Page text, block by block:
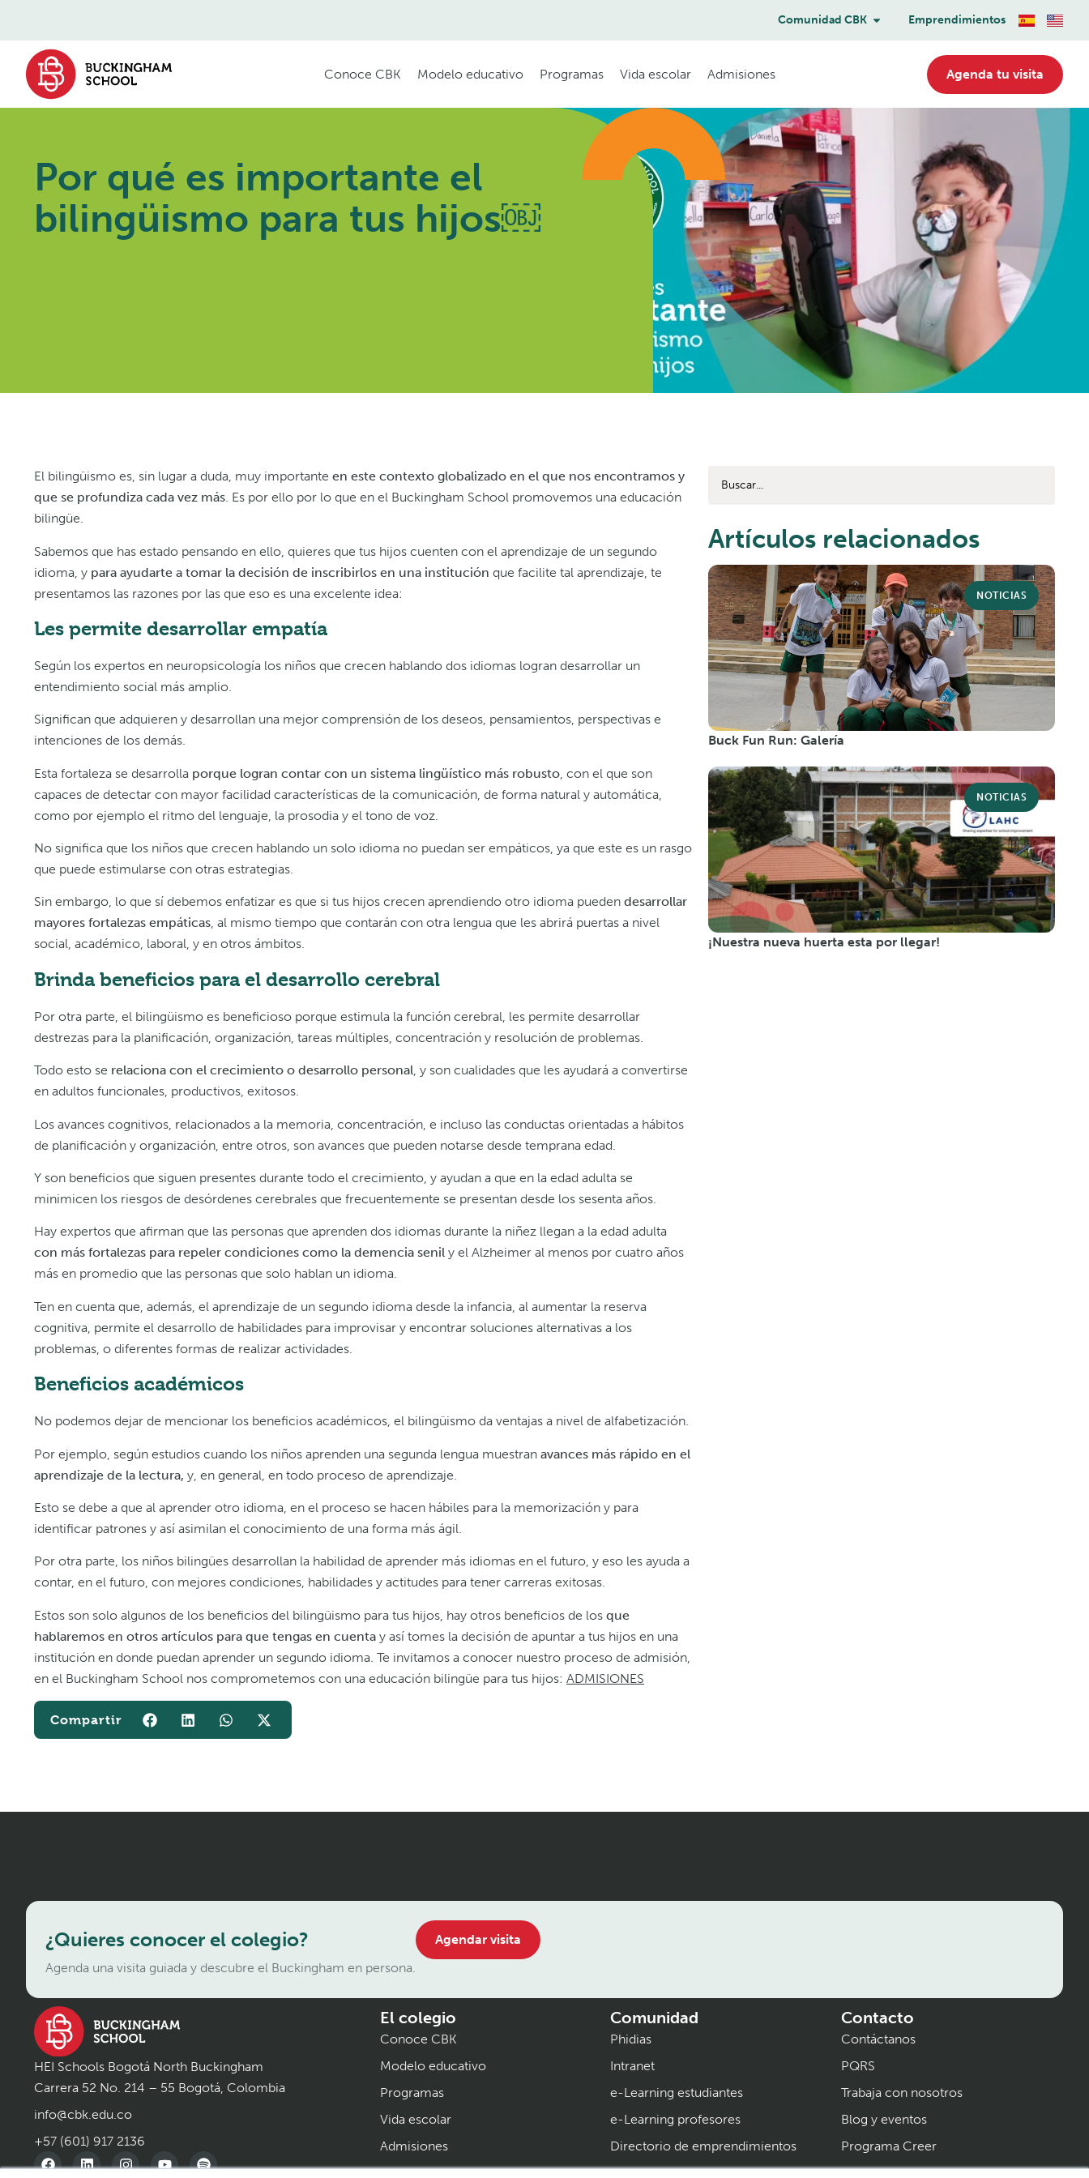
Comunidad CBK Emprendimientos
Conoce CBK Modelo educativo Programas Vida escolar Admisiones Agenda tu visita
Por qué es importante el
bilingüismo para tus hijos￼
El bilingüismo es, sin lugar a duda, muy importante en este contexto globalizado en el que nos encontramos y
que se profundiza cada vez más. Es por ello por lo que en el Buckingham School promovemos una educación
bilingüe.
Sabemos que has estado pensando en ello, quieres que tus hijos cuenten con el aprendizaje de un segundo
idioma, y para ayudarte a tomar la decisión de inscribirlos en una institución que facilite tal aprendizaje, te
presentamos las razones por las que eso es una excelente idea:
Les permite desarrollar empatía
Según los expertos en neuropsicología los niños que crecen hablando dos idiomas logran desarrollar un
entendimiento social más amplio.
Significan que adquieren y desarrollan una mejor comprensión de los deseos, pensamientos, perspectivas e
intenciones de los demás.
Esta fortaleza se desarrolla porque logran contar con un sistema lingüístico más robusto , con el que son
capaces de detectar con mayor facilidad características de la comunicación, de forma natural y automática,
como por ejemplo el ritmo del lenguaje, la prosodia y el tono de voz.
No significa que los niños que crecen hablando un solo idioma no puedan ser empáticos, ya que este es un rasgo
que puede estimularse con otras estrategias.
Sin embargo, lo que sí debemos enfatizar es que si tus hijos crecen aprendiendo otro idioma pueden desarrollar
mayores fortalezas empáticas, al mismo tiempo que contarán con otra lengua que les abrirá puertas a nivel
social, académico, laboral, y en otros ámbitos.
Brinda beneficios para el desarrollo cerebral
Por otra parte, el bilingüismo es beneficioso porque estimula la función cerebral, les permite desarrollar
destrezas para la planificación, organización, tareas múltiples, concentración y resolución de problemas.
Todo esto se relaciona con el crecimiento o desarrollo personal, y son cualidades que les ayudará a convertirse
en adultos funcionales, productivos, exitosos.
Los avances cognitivos, relacionados a la memoria, concentración, e incluso las conductas orientadas a hábitos
de planificación y organización, entre otros, son avances que pueden notarse desde temprana edad.
Y son beneficios que siguen presentes durante todo el crecimiento, y ayudan a que en la edad adulta se
minimicen los riesgos de desórdenes cerebrales que frecuentemente se presentan desde los sesenta años.
Hay expertos que afirman que las personas que aprenden dos idiomas durante la niñez llegan a la edad adulta
con más fortalezas para repeler condiciones como la demencia senil y el Alzheimer al menos por cuatro años
más en promedio que las personas que solo hablan un idioma.
Ten en cuenta que, además, el aprendizaje de un segundo idioma desde la infancia, al aumentar la reserva
cognitiva, permite el desarrollo de habilidades para improvisar y encontrar soluciones alternativas a los
problemas, o diferentes formas de realizar actividades.
Beneficios académicos
No podemos dejar de mencionar los beneficios académicos, el bilingüismo da ventajas a nivel de alfabetización.
Por ejemplo, según estudios cuando los niños aprenden una segunda lengua muestran avances más rápido en el
aprendizaje de la lectura, y, en general, en todo proceso de aprendizaje.
Esto se debe a que al aprender otro idioma, en el proceso se hacen hábiles para la memorización y para
identificar patrones y así asimilan el conocimiento de una forma más ágil.
Por otra parte, los niños bilingües desarrollan la habilidad de aprender más idiomas en el futuro, y eso les ayuda a
contar, en el futuro, con mejores condiciones, habilidades y actitudes para tener carreras exitosas.
Estos son solo algunos de los beneficios del bilingüismo para tus hijos, hay otros beneficios de los que
hablaremos en otros artículos para que tengas en cuenta y así tomes la decisión de apuntar a tus hijos en una
institución en donde puedan aprender un segundo idioma. Te invitamos a conocer nuestro proceso de admisión,
en el Buckingham School nos comprometemos con una educación bilingüe para tus hijos: ADMISIONES
Artículos relacionados
NOTICIAS
Buck Fun Run: Galería
NOTICIAS
¡Nuestra nueva huerta esta por llegar!
¿Quieres conocer el colegio?
Agenda una visita guiada y descubre el Buckingham en persona.
Agendar visita
HEI Schools Bogotá North Buckingham
Carrera 52 No. 214 – 55 Bogotá, Colombia
info@cbk.edu.co
+57 (601) 917 2136
El colegio
Conoce CBK
Modelo educativo
Programas
Vida escolar
Admisiones
Comunidad
Phidias
Intranet
e-Learning estudiantes
e-Learning profesores
Directorio de emprendimientos
Contacto
Contáctanos
PQRS
Trabaja con nosotros
Blog y eventos
Programa Creer